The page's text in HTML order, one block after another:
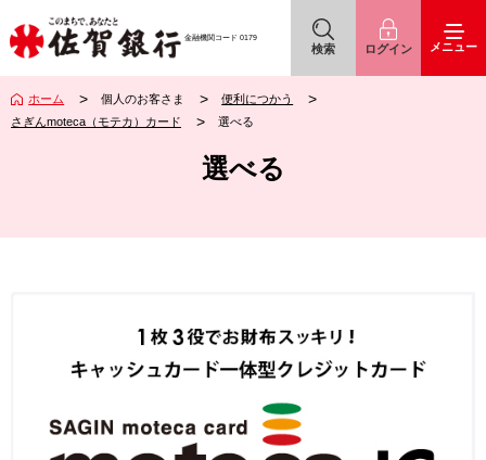
金融機関コード 0179 アイコン
検索
アイコン
ログイン メニュー
選べる
ホーム 個人のお客さま
便利につかう
さぎんmoteca（モテカ）カード
選べる